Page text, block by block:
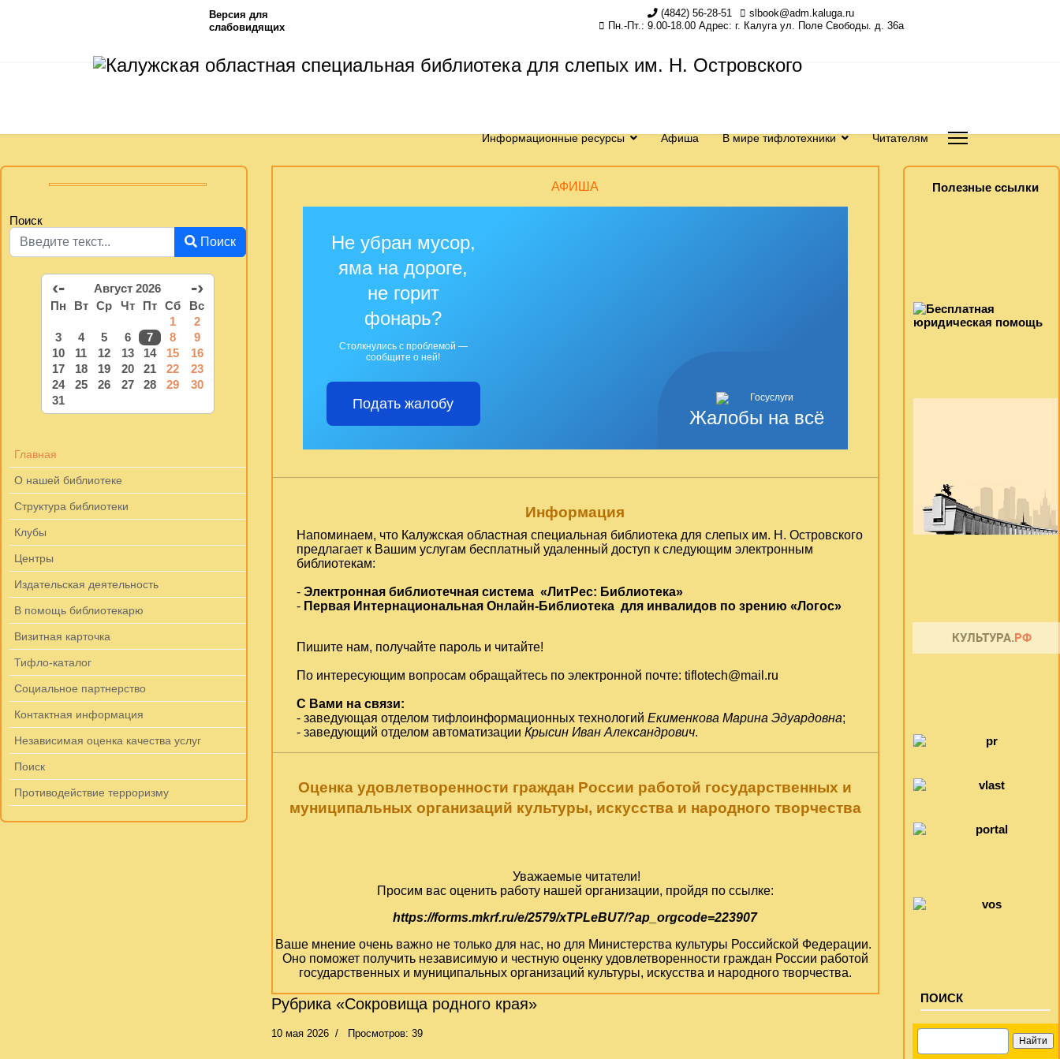
Версия для
слабовидящих
(4842) 56-28-51
slbook@adm.kaluga.ru
Пн.-Пт.: 9.00-18.00 Адрес: г. Калуга ул. Поле Свободы. д. 36а
Информационные ресурсы Афиша В мире тифлотехники Читателям
Поиск
Поиск
‹- Август 2026 -›
Пн Вт Ср Чт Пт Сб
Вс
1
2
3
4 5 6 7 8
9
10
11 12 13 14 15
16
17
18 19 20 21 22
23
24
25 26 27 28 29
30
31
Главная
О нашей библиотеке
Структура библиотеки
Клубы
Центры
Издательская деятельность
В помощь библиотекарю
Визитная карточка
Тифло-каталог
Социальное партнерство
Контактная информация
Независимая оценка качества услуг
Поиск
Противодействие терроризму
АФИША
Жалобы на всё
Не убран мусор,
яма на дороге,
не горит
фонарь?
Столкнулись с проблемой —
сообщите о ней!
Подать жалобу
Информация
Напоминаем, что Калужская областная специальная библиотека для слепых им. Н. Островского
предлагает к Вашим услугам бесплатный удаленный доступ к следующим электронным
библиотекам:
- Электронная библиотечная система «ЛитРес: Библиотека»
- Первая Интернациональная Онлайн-Библиотека для инвалидов по зрению «Логос»
Пишите нам, получайте пароль и читайте!
По интересующим вопросам обращайтесь по электронной почте: tiflotech@mail.ru
С Вами на связи:
- заведующая отделом тифлоинформационных технологий Екименкова Марина Эдуардовна;
- заведующий отделом автоматизации Крысин Иван Александрович.
Оценка удовлетворенности граждан России работой государственных и
муниципальных организаций культуры, искусства и народного творчества
Уважаемые читатели!
Просим вас оценить работу нашей организации, пройдя по ссылке:
https://forms.mkrf.ru/e/2579/xTPLeBU7/?ap_orgcode=223907
Ваше мнение очень важно не только для нас, но для Министерства культуры Российской Федерации.
Оно поможет получить независимую и честную оценку удовлетворенности граждан России работой
государственных и муниципальных организаций культуры, искусства и народного творчества.
Рубрика «Сокровища родного края»
10 мая 2026 Просмотров: 39
Полезные ссылки
ПОИСК